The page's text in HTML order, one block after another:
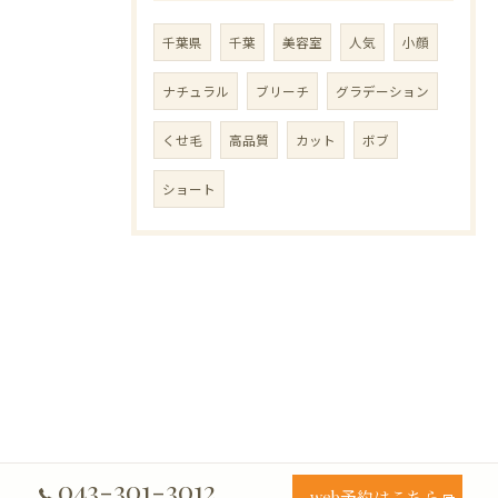
千葉県 千葉 美容室 人気 小顔
ナチュラル ブリーチ グラデーション
くせ毛 高品質 カット ボブ
ショート
043-301-3012